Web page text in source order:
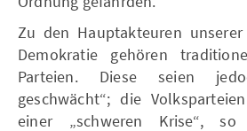
Zu den Hauptakteuren
Demokratie gehören
Parteien. Diese seien
geschwächt“; die
einer „schweren Krise“, so